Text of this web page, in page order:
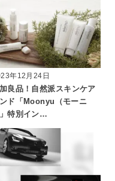
年12月24日
良品！自然派スキンケア
ド「Moonyu（モーニ
特別イン…